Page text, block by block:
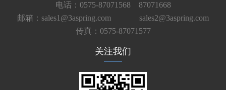
电话：0575-87071568 87071668
邮箱：sales1@3aspring.com
sales2@3aspring.com
传真：0575-87071577
关注我们